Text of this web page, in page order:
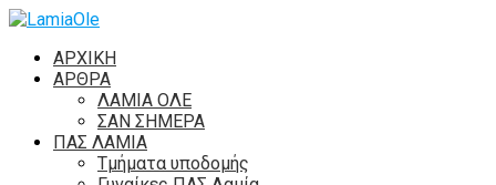
ΑΡΧΙΚΗ
ΑΡΘΡΑ
ΛΑΜΙΑ ΟΛΕ
ΣΑΝ ΣΗΜΕΡΑ
ΠΑΣ ΛΑΜΙΑ
Τμήματα υποδομής